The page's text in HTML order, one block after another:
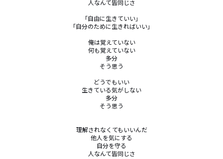
人なんて皆同じさ
「自由に生きていい」
「自分のために生きればいい」
俺は覚えていない
何も覚えていない
多分
そう思う
どうでもいい
生きている気がしない
多分
そう思う
理解されなくてもいいんだ
他人を気にする
自分を守る
人なんて皆同じさ